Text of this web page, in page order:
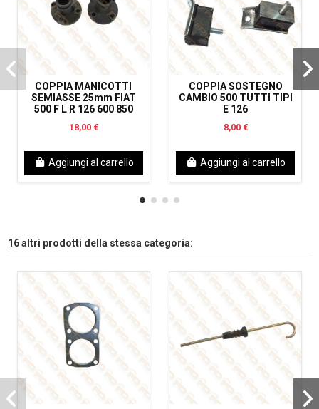
COPPIA MANICOTTI
SEMIASSE 25mm FIAT
500 F L R 126 600 850
18,00 €
Aggiungi al carrello
COPPIA SOSTEGNO
CAMBIO 500 TUTTI TIPI
E 126
8,00 €
Aggiungi al carrello
16 altri prodotti della stessa categoria: